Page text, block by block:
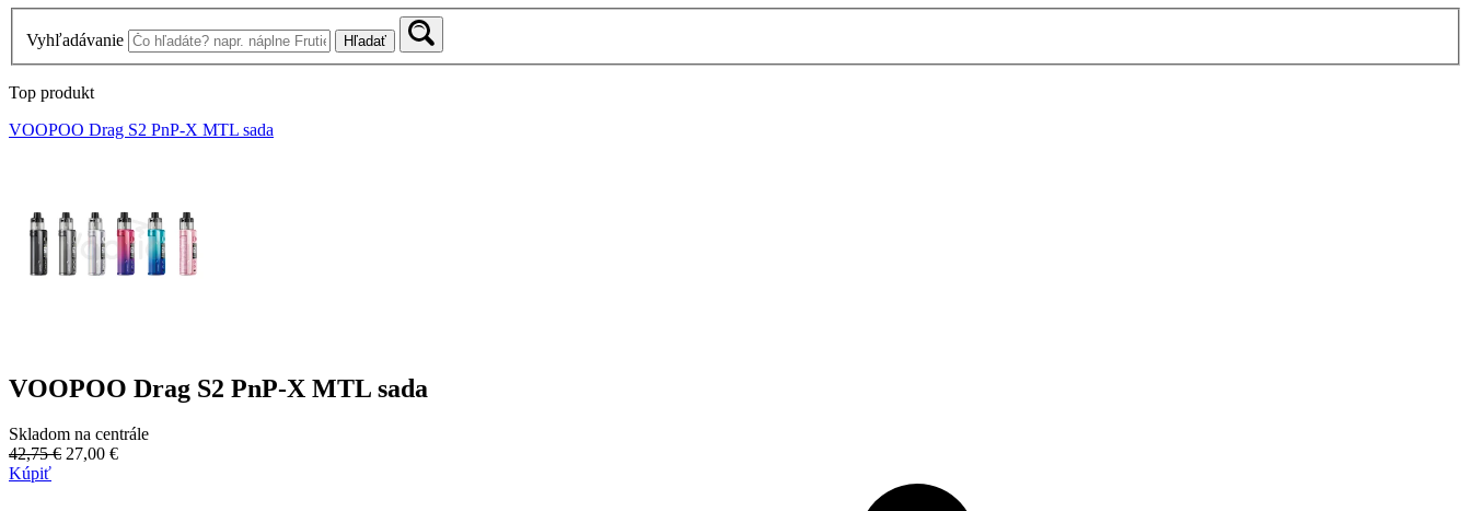
Vyhľadávanie Hľadať
Top produkt
VOOPOO Drag S2 PnP-X MTL sada
VOOPOO Drag S2 PnP-X MTL sada
Skladom na centrále
42,75 € 27,00 €
Kúpiť